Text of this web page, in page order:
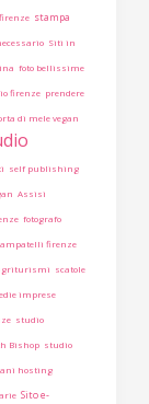
stampa
Siti in
foto bellissime
firenze prendere
di mele vegan
self publishing
Assisi
fotografo
firenze
scatole
imprese
studio
Bishop studio
hosting
Sito e-